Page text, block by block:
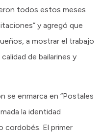
todos estos meses
y agregó que
a mostrar el trabajo
de bailarines y
se enmarca en “Postales
la identidad
cordobés. El primer